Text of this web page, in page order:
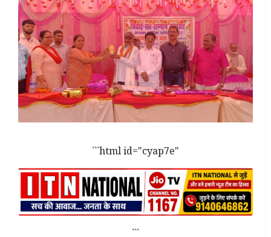
```html id="cyap7e"
```